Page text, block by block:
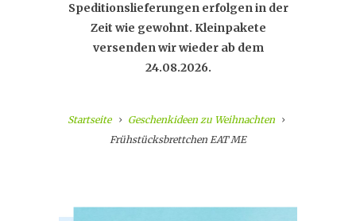
Speditionslieferungen erfolgen in der
Zeit wie gewohnt. Kleinpakete
versenden wir wieder ab dem
24.08.2026.
Startseite
Geschenkideen zu Weihnachten
Frühstücksbrettchen EAT ME